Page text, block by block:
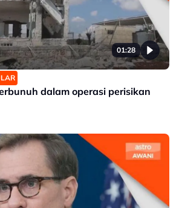
01:28
dalam operasi perisikan